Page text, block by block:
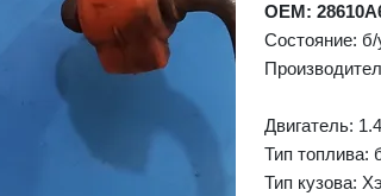
OEM:
Состояние: б/
Двигатель:
Тип топлива:
Тип кузова: